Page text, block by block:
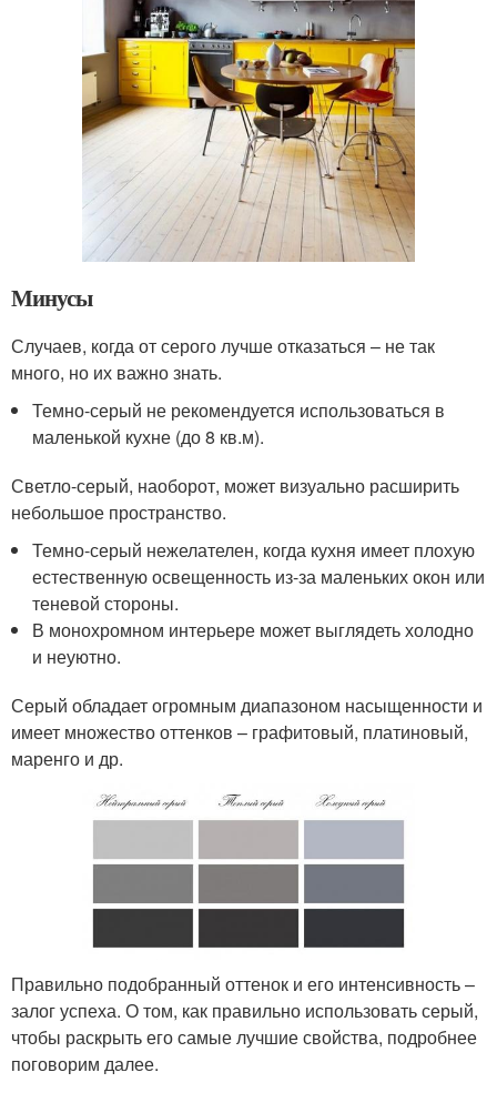
Минусы
Случаев, когда от серого лучше отказаться – не так
много, но их важно знать.
Темно-серый не рекомендуется использоваться в
маленькой кухне (до 8 кв.м).
Светло-серый, наоборот, может визуально расширить
небольшое пространство.
Темно-серый нежелателен, когда кухня имеет плохую
естественную освещенность из-за маленьких окон или
теневой стороны.
В монохромном интерьере может выглядеть холодно
и неуютно.
Серый обладает огромным диапазоном насыщенности и
имеет множество оттенков – графитовый, платиновый,
маренго и др.
Правильно подобранный оттенок и его интенсивность –
залог успеха. О том, как правильно использовать серый,
чтобы раскрыть его самые лучшие свойства, подробнее
поговорим далее.